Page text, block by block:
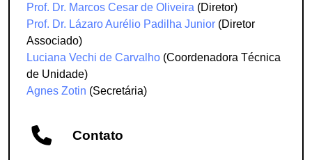
Prof. Dr. Marcos Cesar de Oliveira (Diretor)
Prof. Dr. Lázaro Aurélio Padilha Junior (Diretor
Associado)
Luciana Vechi de Carvalho (Coordenadora Técnica
de Unidade)
Agnes Zotin (Secretária)
Contato